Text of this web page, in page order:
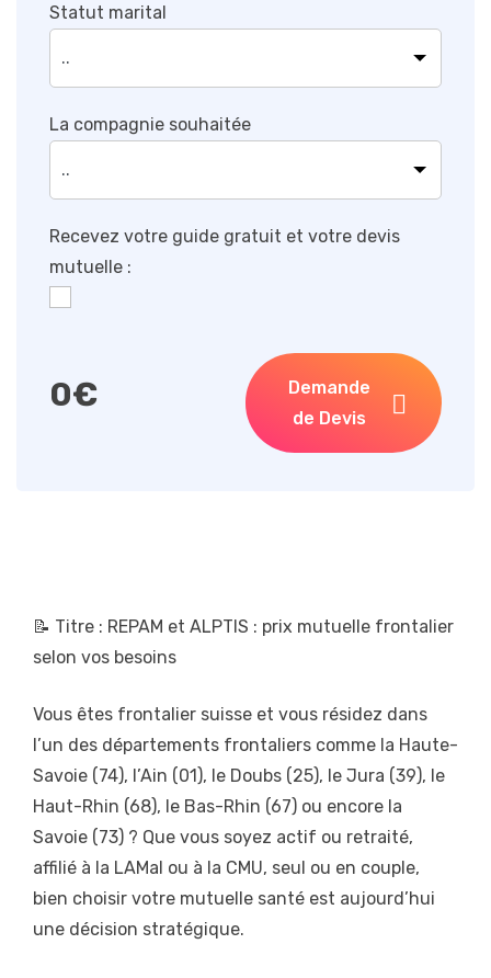
Statut marital
La compagnie souhaitée
Recevez votre guide gratuit et votre devis
mutuelle :
0€
Demande
de Devis
📝 Titre : REPAM et ALPTIS : prix mutuelle frontalier
selon vos besoins
Vous êtes frontalier suisse et vous résidez dans
l’un des départements frontaliers comme la Haute-
Savoie (74), l’Ain (01), le Doubs (25), le Jura (39), le
Haut-Rhin (68), le Bas-Rhin (67) ou encore la
Savoie (73) ? Que vous soyez actif ou retraité,
affilié à la LAMal ou à la CMU, seul ou en couple,
bien choisir votre mutuelle santé est aujourd’hui
une décision stratégique.